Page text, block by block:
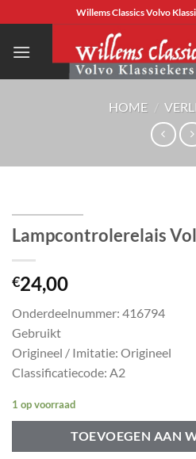
naar
inhoud
Willems Classics Volvo
HOME /
Lampcontrolerelais
€24,00
Onderdeelnummer: 416794
Gebruikt
Origineel / Imitatie: Origineel
Classificatiecode: A2
1 op voorraad
TOEVOEGEN AAN